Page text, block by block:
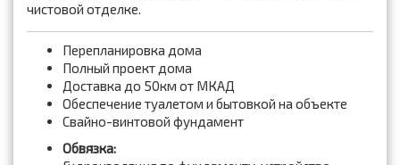
чистовой отделке.
Перепланировка дома
Полный проект дома
Доставка до 50км от МКАД
Обеспечение туалетом и бытовкой на объекте
Свайно-винтовой фундамент
Обвязка: